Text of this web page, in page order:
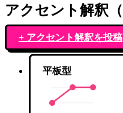
アクセント解釈（
+ アクセント解釈を投稿
平板型